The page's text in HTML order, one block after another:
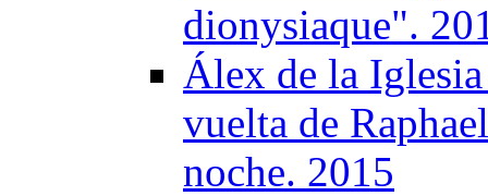
dionysiaque".
Álex de la
vuelta de
noche. 2015